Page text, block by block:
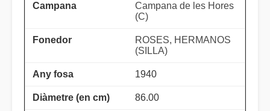
Campana de les Hores
(C)
ROSES, HERMANOS
(SILLA)
1940
86.00